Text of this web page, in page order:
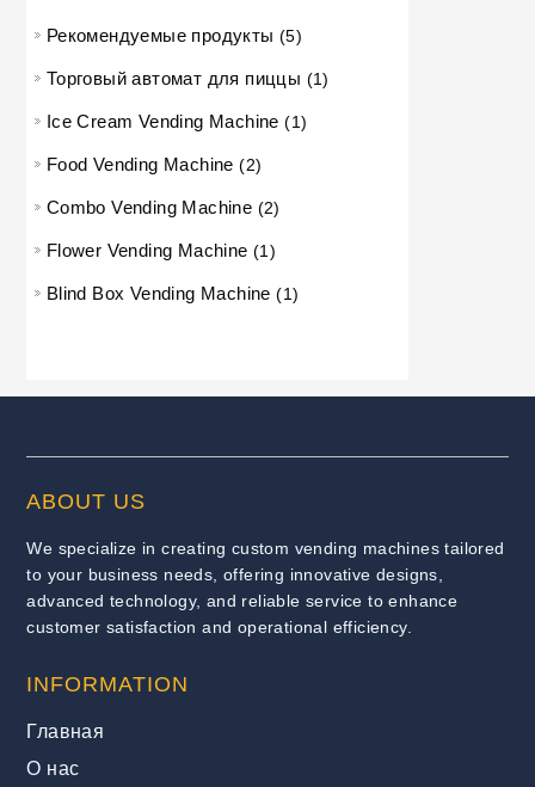
Рекомендуемые продукты 55 товаров
Торговый автомат для пиццы 11 товар
Ice Cream Vending Machine 11 товар
Food Vending Machine 22 продукта
Combo Vending Machine 22 продукта
Flower Vending Machine 1 1 товар
Blind Box Vending Machine 11 товар
ABOUT US
We specialize in creating custom vending machines tailored
to your business needs, offering innovative designs,
advanced technology, and reliable service to enhance
customer satisfaction and operational efficiency.
INFORMATION
Главная
О нас